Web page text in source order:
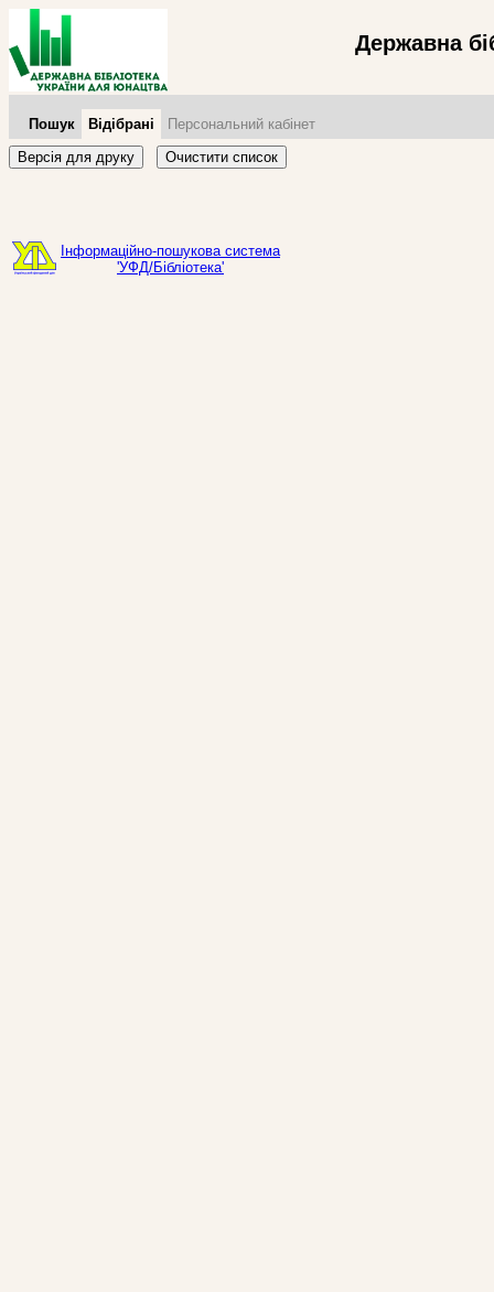
Державна
Пошук Відібрані
Персональний кабінет
Версія для друку
Очистити список
Інформаційно-пошукова система
'УФД/Бібліотека'